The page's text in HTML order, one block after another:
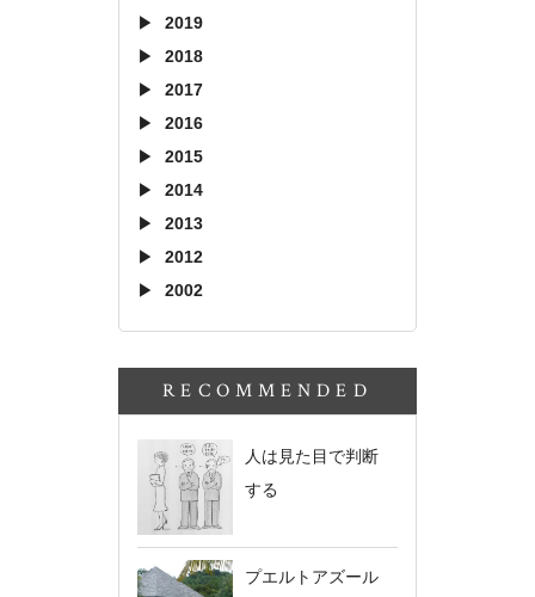
2019
2018
2017
2016
2015
2014
2013
2012
2002
RECOMMENDED
人は見た目で判断
する
プエルトアズール